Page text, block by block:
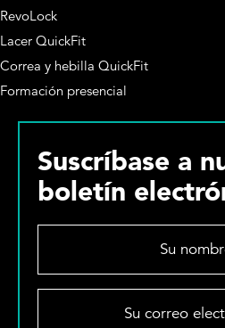
RevoLock
Lacer QuickFit
Correa y hebilla QuickFit
Formación presencial
Suscríbase a
boletín
n
o